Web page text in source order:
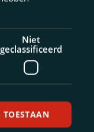
Niet
geclassificeerd
TOESTAAN